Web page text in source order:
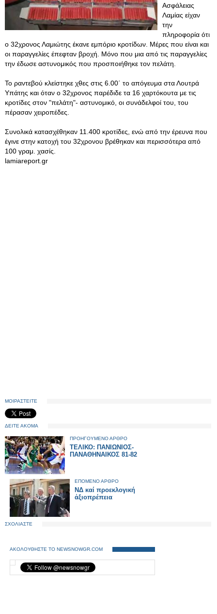
Ασφάλειας
Λαμίας είχαν
την
πληροφορία ότι
ο 32χρονος Λαμιώτης έκανε εμπόριο κροτίδων. Μέρες που είναι και
οι παραγγελίες έπεφταν βροχή. Μόνο που μια από τις παραγγελίες
την έδωσε αστυνομικός που προσποιήθηκε τον πελάτη.
Το ραντεβού κλείστηκε χθες στις 6.00΄ το απόγευμα στα Λουτρά
Υπάτης και όταν ο 32χρονος παρέδιδε τα 16 χαρτόκουτα με τις
κροτίδες στον "πελάτη"- αστυνομικό, οι συνάδελφοί του, του
πέρασαν χειροπέδες.
Συνολικά κατασχέθηκαν 11.400 κροτίδες, ενώ από την έρευνα που
έγινε στην κατοχή του 32χρονου βρέθηκαν και περισσότερα από
100 γραμ. χασίς.
lamiareport.gr
ΜΟΙΡΑΣΤΕΙΤΕ
ΔΕΙΤΕ ΑΚΟΜΑ
ΠΡΟΗΓΟΥΜΕΝΟ ΑΡΘΡΟ
TΕΛΙΚΟ: ΠΑΝΙΩΝΙΟΣ-
ΠΑΝΑΘΗΝΑΙΚΟΣ 81-82
ΕΠΟΜΕΝΟ ΑΡΘΡΟ
ΝΔ καί προεκλογική
ἀξιοπρέπεια
ΣΧΟΛΙΑΣΤΕ
ΑΚΟΛΟΥΘΗΣΤΕ ΤΟ NEWSNOWGR.COM